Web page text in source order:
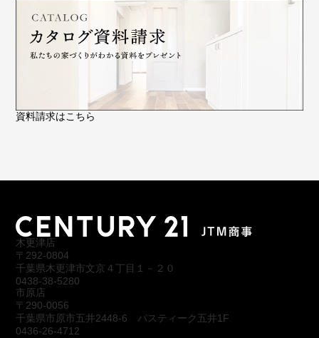
資料請求はこちら
木更津店
〒292-0804
千葉県木更津市文京４丁目１－２０
0438-38-5280
市原店
〒290-0056
千葉県市原市五井2448-6 パスティーク五井1F
0436-26-4712